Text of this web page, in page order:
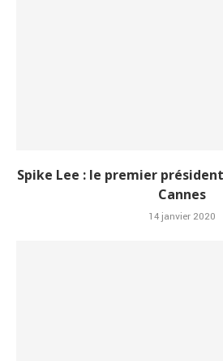
Spike Lee : le premier
Cannes
14 janvier 2020